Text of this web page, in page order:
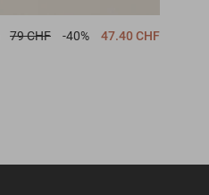
79 CHF -40% 47.40 CHF